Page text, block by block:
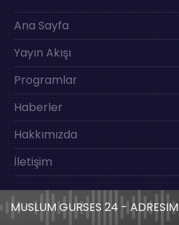
MUSLUM GURSES 24 - ADRESIM
Ana Sayfa
Yayın Akışı
Programlar
Haberler
Hakkımızda
İletişim